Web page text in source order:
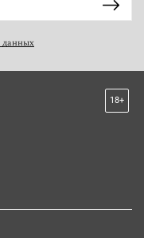
данных
18+